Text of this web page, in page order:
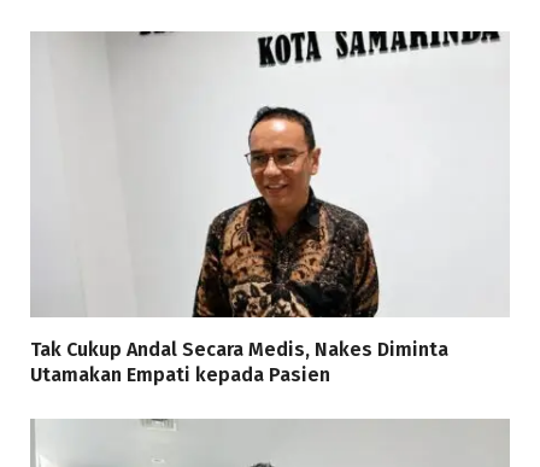
Tak Cukup Andal Secara Medis, Nakes Diminta
Utamakan Empati kepada Pasien